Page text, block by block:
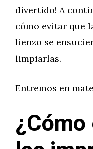
divertido! A
cómo evitar que
lienzo se
limpiarlas.
Entremos en